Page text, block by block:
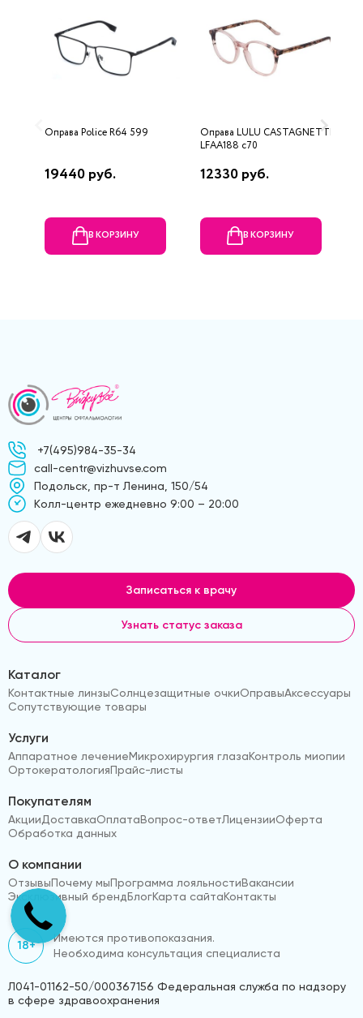
Оправа Police R64 599
19440 руб.
В КОРЗИНУ
Оправа LULU CASTAGNETTE
LFAA188 c70
12330 руб.
В КОРЗИНУ
+7(495)984-35-34
call-centr@vizhuvse.com
Подольск, пр-т Ленина, 150/54
Kолл-центр ежедневно 9:00 – 20:00
Записаться к врачу
Узнать статус заказа
Каталог
Контактные линзыСолнцезащитные очкиОправыАксессуары
Сопутствующие товары
Услуги
Аппаратное лечениеМикрохирургия глазаКонтроль миопии
ОртокератологияПрайс-листы
Покупателям
АкцииДоставкаОплатаВопрос-ответЛицензииОферта
Обработка данных
О компании
ОтзывыПочему мыПрограмма лояльностиВакансии
Эксклюзивный брендБлогКарта сайтаКонтакты
18+
Имеются противопоказания.
Необходима консультация специалиста
Л041-01162-50/000367156 Федеральная служба по надзору
в сфере здравоохранения